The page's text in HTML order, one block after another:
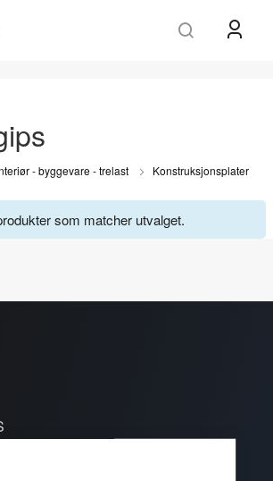
- byggevare - trelast Konstruksjonsplater
som matcher utvalget.